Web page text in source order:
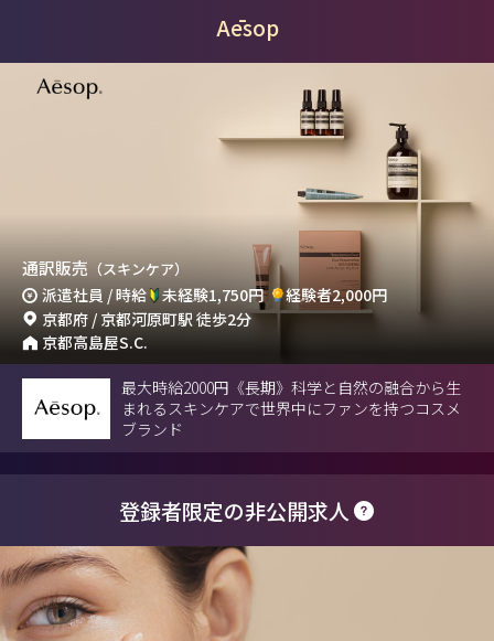
Aēsop
通訳販売 （スキンケア）
派遣社員 / 時給 未経験1,750円
経験者2,000円
京都府 / 京都河原町駅 徒歩2分
京都高島屋S.C.
最大時給2000円《長期》科学と自然の融合から生
まれるスキンケアで世界中にファンを持つコスメ
ブランド
登録者限定の非公開求人